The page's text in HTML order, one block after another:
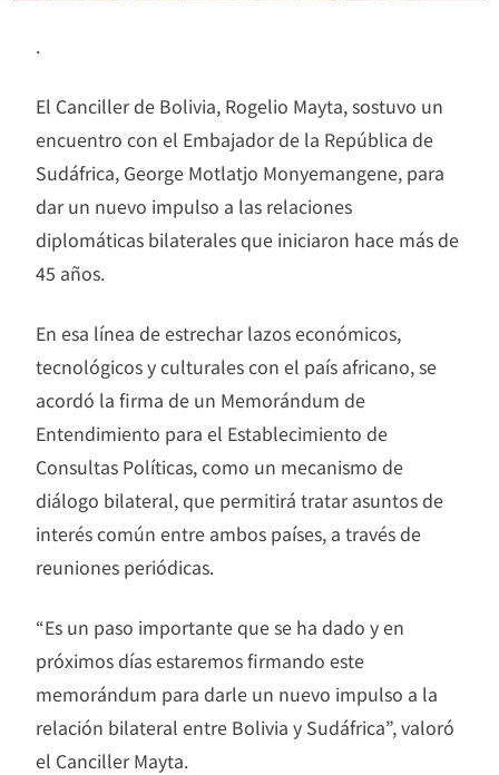
.
El Canciller de Bolivia, Rogelio Mayta, sostuvo un
encuentro con el Embajador de la República de
Sudáfrica, George Motlatjo Monyemangene, para
dar un nuevo impulso a las relaciones
diplomáticas bilaterales que iniciaron hace más de
45 años.
En esa línea de estrechar lazos económicos,
tecnológicos y culturales con el país africano, se
acordó la firma de un Memorándum de
Entendimiento para el Establecimiento de
Consultas Políticas, como un mecanismo de
diálogo bilateral, que permitirá tratar asuntos de
interés común entre ambos países, a través de
reuniones periódicas.
“Es un paso importante que se ha dado y en
próximos días estaremos firmando este
memorándum para darle un nuevo impulso a la
relación bilateral entre Bolivia y Sudáfrica”, valoró
el Canciller Mayta.